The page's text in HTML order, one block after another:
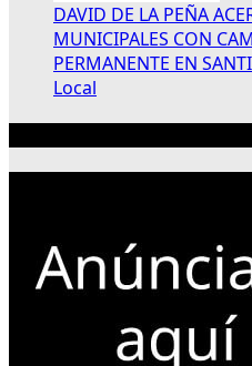
DAVID DE LA PEÑA
MUNICIPALES CON
PERMANENTE EN
Local